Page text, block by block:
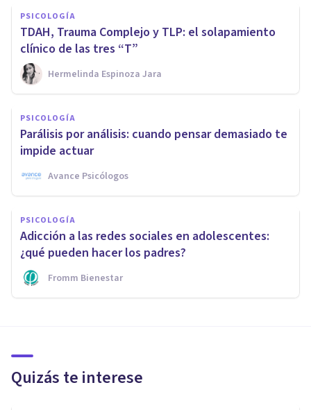
PSICOLOGÍA
TDAH, Trauma Complejo y TLP: el solapamiento
clínico de las tres “T”
Hermelinda Espinoza Jara
PSICOLOGÍA
Parálisis por análisis: cuando pensar demasiado te
impide actuar
Avance Psicólogos
PSICOLOGÍA
Adicción a las redes sociales en adolescentes:
¿qué pueden hacer los padres?
Fromm Bienestar
Quizás te interese